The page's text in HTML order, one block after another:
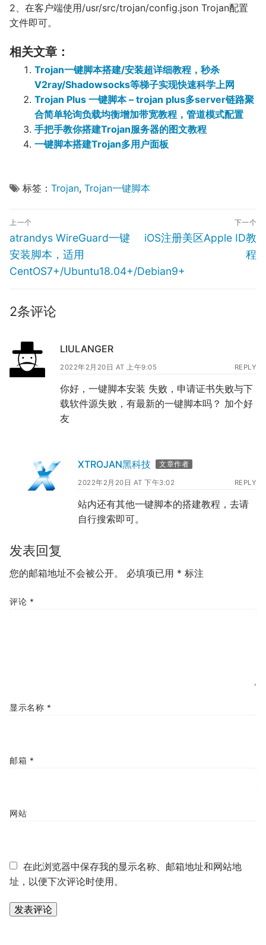
2、在客户端使用/usr/src/trojan/config.json Trojan配置
文件即可。
相关文章：
Trojan一键脚本搭建/安装超详细教程，秒杀
V2ray/Shadowsocks等梯子实现快速科学上网
Trojan Plus 一键脚本 – trojan plus多server链路聚
合简单轮询负载均衡增加带宽教程，管道模式配置
手把手教你搭建Trojan服务器的图文教程
一键脚本搭建Trojan多用户面板
标签： Trojan, Trojan一键脚本
文
章
导
航
上一个
Previous
post:
atrandys WireGuard一键
安装脚本，适用
CentOS7+/Ubuntu18.04+/Debian9+
下一个
Next
iOS注册美区Apple ID教
程
2条评论
LIULANGER
2022年2月20日 AT 上午9:05 REPLY
你好，一键脚本安装 失败，申请证书失败与下
载软件源失败，有最新的一键脚本吗？ 加个好
友
XTROJAN黑科技 文章作者
2022年2月20日 AT 下午3:02 REPLY
站内还有其他一键脚本的搭建教程，去请
自行搜索即可。
发表回复
您的邮箱地址不会被公开。 必填项已用 * 标注
评论 *
显示名称 *
邮箱 *
网站
在此浏览器中保存我的显示名称、邮箱地址和网站地
址，以便下次评论时使用。